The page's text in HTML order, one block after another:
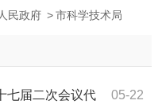
民政府 > 市科学技术局
05-22
七届二次会议代